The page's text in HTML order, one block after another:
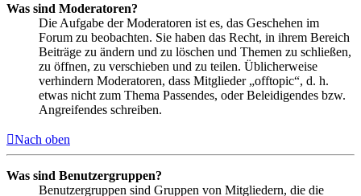
Was sind Moderatoren?
Die Aufgabe der Moderatoren ist es, das Geschehen im
Forum zu beobachten. Sie haben das Recht, in ihrem Bereich
Beiträge zu ändern und zu löschen und Themen zu schließen,
zu öffnen, zu verschieben und zu teilen. Üblicherweise
verhindern Moderatoren, dass Mitglieder „offtopic“, d. h.
etwas nicht zum Thema Passendes, oder Beleidigendes bzw.
Angreifendes schreiben.
Nach oben
Was sind Benutzergruppen?
Benutzergruppen sind Gruppen von Mitgliedern, die die